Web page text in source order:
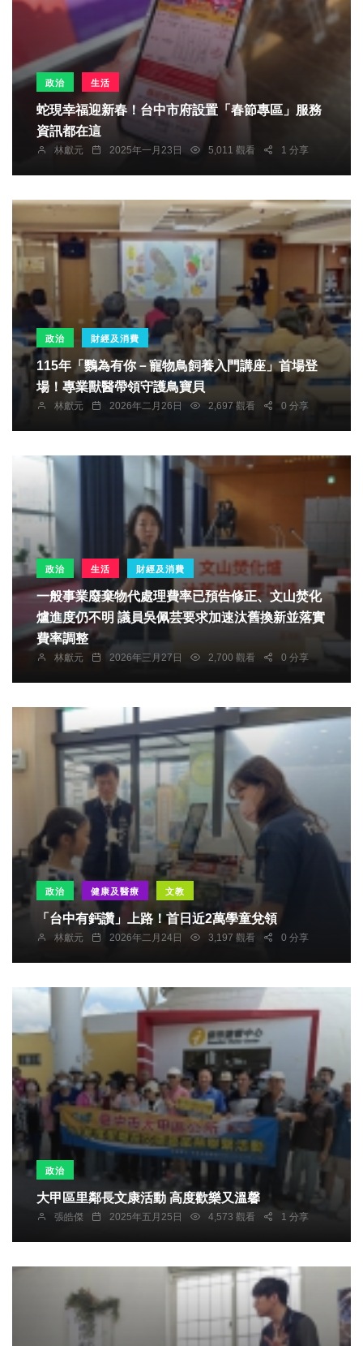
政治 生活
蛇現幸福迎新春！台中市府設置「春節專區」服務
資訊都在這
林獻元 2025年一月23日 5,011 觀看 1 分享
政治 財經及消費
115年「鸚為有你－寵物鳥飼養入門講座」首場登
場！專業獸醫帶領守護鳥寶貝
林獻元 2026年二月26日 2,697 觀看 0 分享
政治 生活 財經及消費
一般事業廢棄物代處理費率已預告修正、文山焚化
爐進度仍不明 議員吳佩芸要求加速汰舊換新並落實
費率調整
林獻元 2026年三月27日 2,700 觀看 0 分享
政治 健康及醫療 文教
「台中有鈣讚」上路！首日近2萬學童兌領
林獻元 2026年二月24日 3,197 觀看 0 分享
政治
大甲區里鄰長文康活動 高度歡樂又溫馨
張皓傑 2025年五月25日 4,573 觀看 1 分享